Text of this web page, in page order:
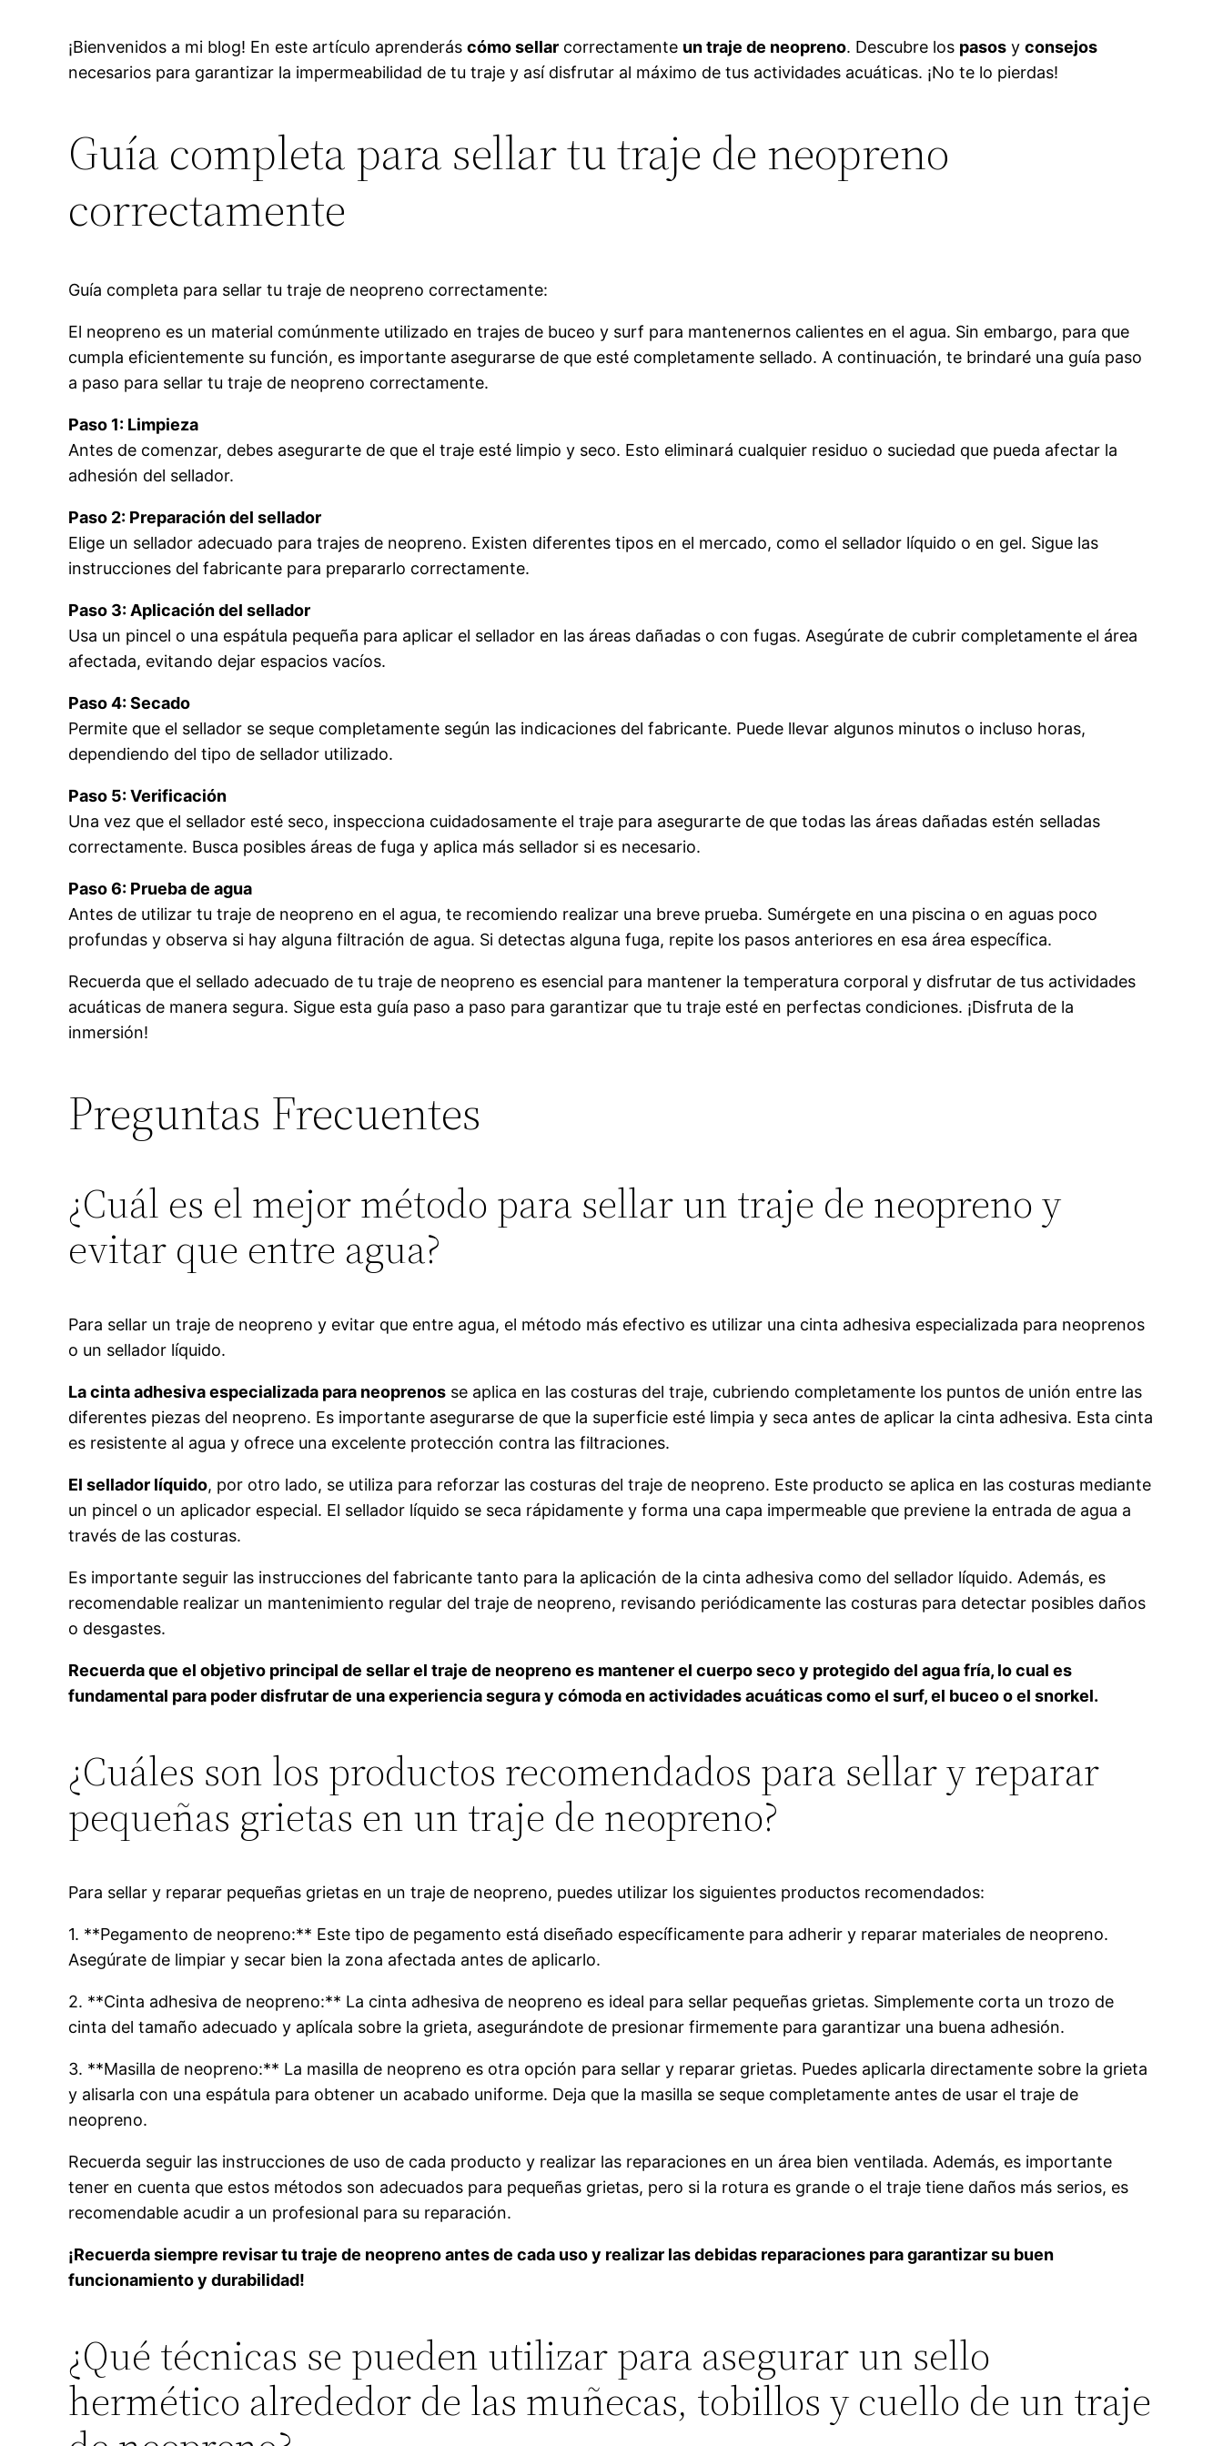
¡Bienvenidos a mi blog! En este artículo aprenderáscómo sellar correctamente un traje de neopreno. Descubre los pasos yconsejos
necesarios para garantizar la impermeabilidad de tu traje y así disfrutar al máximo de tus actividades acuáticas. ¡No te lo pierdas!
Guía completa para sellar tu traje de neopreno
correctamente
Guía completa para sellar tu traje de neopreno correctamente:
El neopreno es un material comúnmente utilizado en trajes de buceo y surf para mantenernos calientes en el agua. Sin embargo, para que
cumpla eficientemente su función, es importante asegurarse de que esté completamente sellado. A continuación, te brindaré una guía paso
a paso para sellar tu traje de neopreno correctamente.
Paso 1: Limpieza
Antes de comenzar, debes asegurarte de que el traje esté limpio y seco. Esto eliminará cualquier residuo o suciedad que pueda afectar la
adhesión del sellador.
Paso 2: Preparación del sellador
Elige un sellador adecuado para trajes de neopreno. Existen diferentes tipos en el mercado, como el sellador líquido o en gel. Sigue las
instrucciones del fabricante para prepararlo correctamente.
Paso 3: Aplicación del sellador
Usa un pincel o una espátula pequeña para aplicar el sellador en las áreas dañadas o con fugas. Asegúrate de cubrir completamente el área
afectada, evitando dejar espacios vacíos.
Paso 4: Secado
Permite que el sellador se seque completamente según las indicaciones del fabricante. Puede llevar algunos minutos o incluso horas,
dependiendo del tipo de sellador utilizado.
Paso 5: Verificación
Una vez que el sellador esté seco, inspecciona cuidadosamente el traje para asegurarte de que todas las áreas dañadas estén selladas
correctamente. Busca posibles áreas de fuga y aplica más sellador si es necesario.
Paso 6: Prueba de agua
Antes de utilizar tu traje de neopreno en el agua, te recomiendo realizar una breve prueba. Sumérgete en una piscina o en aguas poco
profundas y observa si hay alguna filtración de agua. Si detectas alguna fuga, repite los pasos anteriores en esa área específica.
Recuerda que el sellado adecuado de tu traje de neopreno es esencial para mantener la temperatura corporal y disfrutar de tus actividades
acuáticas de manera segura. Sigue esta guía paso a paso para garantizar que tu traje esté en perfectas condiciones. ¡Disfruta de la
inmersión!
Preguntas Frecuentes
¿Cuál es el mejor método para sellar un traje de neopreno y
evitar que entre agua?
Para sellar un traje de neopreno y evitar que entre agua, el método más efectivo es utilizar una cinta adhesiva especializada para neoprenos
o un sellador líquido.
La cinta adhesiva especializada para neoprenos se aplica en las costuras del traje, cubriendo completamente los puntos de unión entre las
diferentes piezas del neopreno. Es importante asegurarse de que la superficie esté limpia y seca antes de aplicar la cinta adhesiva. Esta cinta
es resistente al agua y ofrece una excelente protección contra las filtraciones.
El sellador líquido, por otro lado, se utiliza para reforzar las costuras del traje de neopreno. Este producto se aplica en las costuras mediante
un pincel o un aplicador especial. El sellador líquido se seca rápidamente y forma una capa impermeable que previene la entrada de agua a
través de las costuras.
Es importante seguir las instrucciones del fabricante tanto para la aplicación de la cinta adhesiva como del sellador líquido. Además, es
recomendable realizar un mantenimiento regular del traje de neopreno, revisando periódicamente las costuras para detectar posibles daños
o desgastes.
Recuerda que el objetivo principal de sellar el traje de neopreno es mantener el cuerpo seco y protegido del agua fría, lo cual es
fundamental para poder disfrutar de una experiencia segura y cómoda en actividades acuáticas como el surf, el buceo o el snorkel.
¿Cuáles son los productos recomendados para sellar y reparar
pequeñas grietas en un traje de neopreno?
Para sellar y reparar pequeñas grietas en un traje de neopreno, puedes utilizar los siguientes productos recomendados:
1. **Pegamento de neopreno:** Este tipo de pegamento está diseñado específicamente para adherir y reparar materiales de neopreno.
Asegúrate de limpiar y secar bien la zona afectada antes de aplicarlo.
2. **Cinta adhesiva de neopreno:** La cinta adhesiva de neopreno es ideal para sellar pequeñas grietas. Simplemente corta un trozo de
cinta del tamaño adecuado y aplícala sobre la grieta, asegurándote de presionar firmemente para garantizar una buena adhesión.
3. **Masilla de neopreno:** La masilla de neopreno es otra opción para sellar y reparar grietas. Puedes aplicarla directamente sobre la grieta
y alisarla con una espátula para obtener un acabado uniforme. Deja que la masilla se seque completamente antes de usar el traje de
neopreno.
Recuerda seguir las instrucciones de uso de cada producto y realizar las reparaciones en un área bien ventilada. Además, es importante
tener en cuenta que estos métodos son adecuados para pequeñas grietas, pero si la rotura es grande o el traje tiene daños más serios, es
recomendable acudir a un profesional para su reparación.
¡Recuerda siempre revisar tu traje de neopreno antes de cada uso y realizar las debidas reparaciones para garantizar su buen
funcionamiento y durabilidad!
¿Qué técnicas se pueden utilizar para asegurar un sello
hermético alrededor de las muñecas, tobillos y cuello de un traje